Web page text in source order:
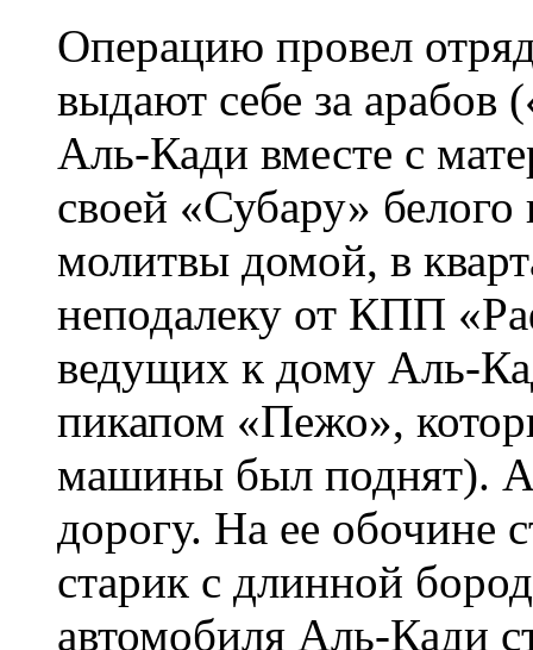
Операцию провел
выдают себе за
Аль-Кади вместе с
своей «Субару» белого
молитвы домой, в
неподалеку от КПП
ведущих к дому Аль-
пикапом «Пежо»,
машины был поднят).
дорогу. На ее обочине
старик с длинной
автомобиля Аль-Кади